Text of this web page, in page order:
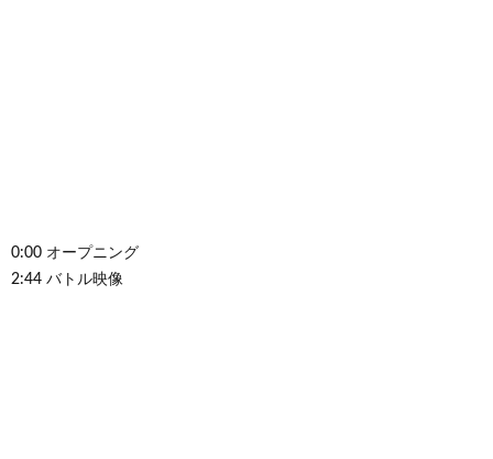
0:00 オープニング
2:44 バトル映像